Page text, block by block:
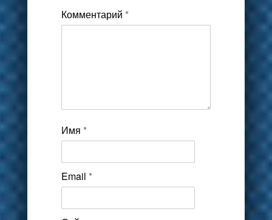
Комментарий *
Имя *
Email *